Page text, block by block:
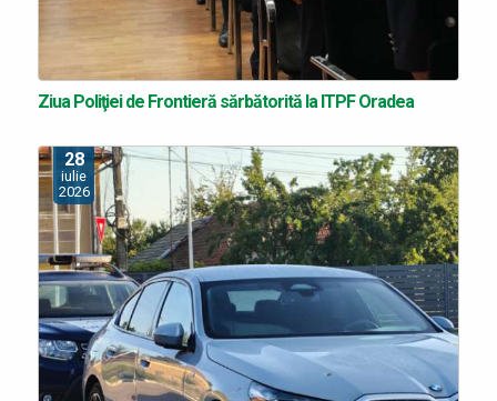
Ziua Poliţiei de Frontieră sărbătorită la ITPF Oradea
28
iulie
2026